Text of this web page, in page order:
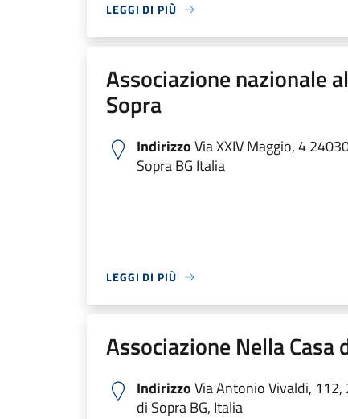
LEGGI DI PIÙ
Associazione nazionale
Sopra
IndirizzoVia XXIV Maggio, 4
Sopra BG Italia
LEGGI DI PIÙ
Associazione Nella Casa
IndirizzoVia Antonio Vivaldi,
di Sopra BG, Italia